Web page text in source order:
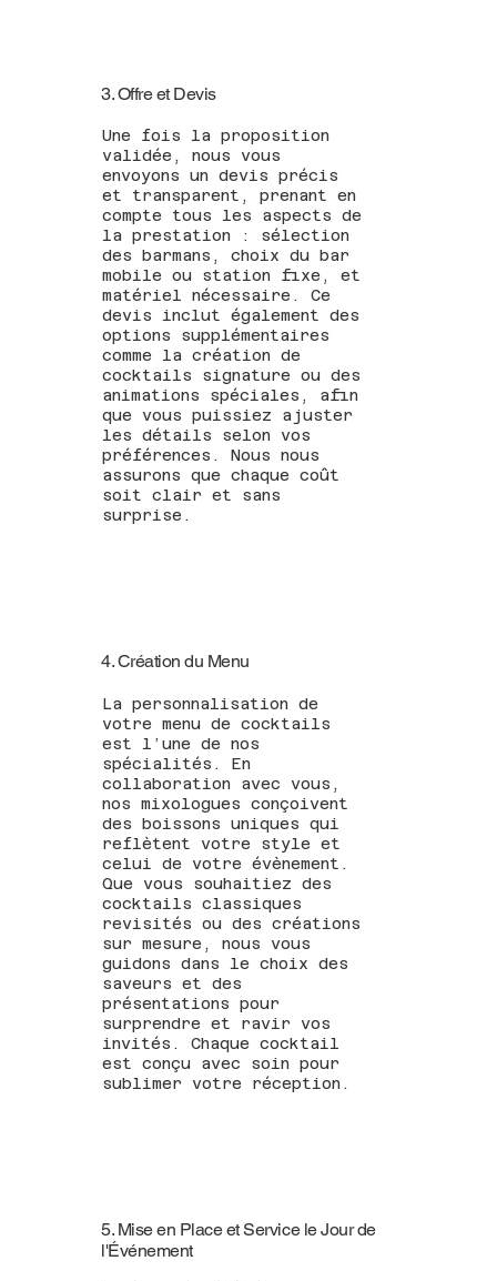
3. Offre et Devis
Une fois la proposition
validée, nous vous
envoyons un devis précis
et transparent, prenant en
compte tous les aspects de
la prestation : sélection
des barmans, choix du bar
mobile ou station fixe, et
matériel nécessaire. Ce
devis inclut également des
options supplémentaires
comme la création de
cocktails signature ou des
animations spéciales, afin
que vous puissiez ajuster
les détails selon vos
préférences. Nous nous
assurons que chaque coût
soit clair et sans
surprise.
4. Création du Menu
La personnalisation de
votre menu de cocktails
est l’une de nos
spécialités. En
collaboration avec vous,
nos mixologues conçoivent
des boissons uniques qui
reflètent votre style et
celui de votre évènement.
Que vous souhaitiez des
cocktails classiques
revisités ou des créations
sur mesure, nous vous
guidons dans le choix des
saveurs et des
présentations pour
surprendre et ravir vos
invités. Chaque cocktail
est conçu avec soin pour
sublimer votre réception.
5. Mise en Place et Service le Jour de
l'Événement